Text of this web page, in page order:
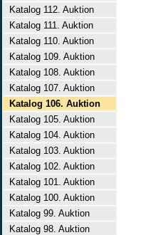
Katalog 112. Auktion
Katalog 111. Auktion
Katalog 110. Auktion
Katalog 109. Auktion
Katalog 108. Auktion
Katalog 107. Auktion
Katalog 106. Auktion
Katalog 105. Auktion
Katalog 104. Auktion
Katalog 103. Auktion
Katalog 102. Auktion
Katalog 101. Auktion
Katalog 100. Auktion
Katalog 99. Auktion
Katalog 98. Auktion